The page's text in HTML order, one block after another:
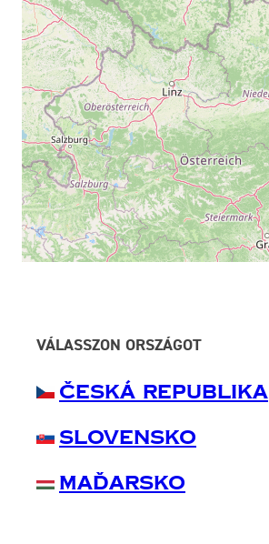
VÁLASSZON ORSZÁGOT
Česká Republika
Slovensko
Maďarsko